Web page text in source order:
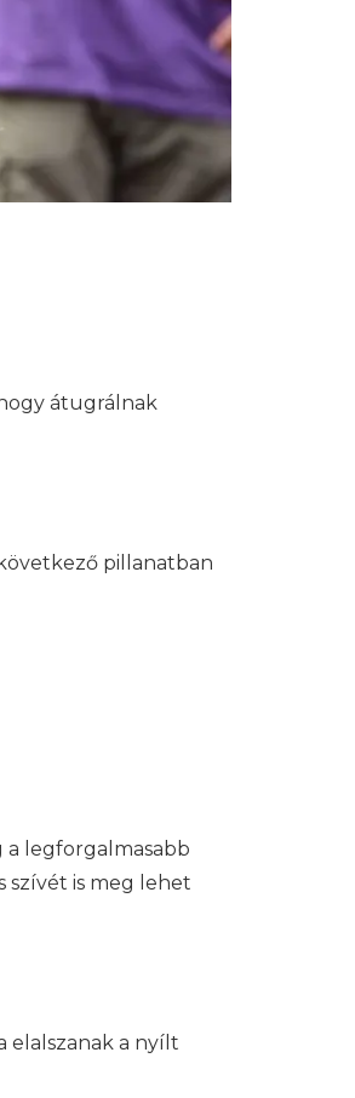
átugrálnak
pillanatban
a legforgalmasabb
szívét is meg lehet
elalszanak a nyílt